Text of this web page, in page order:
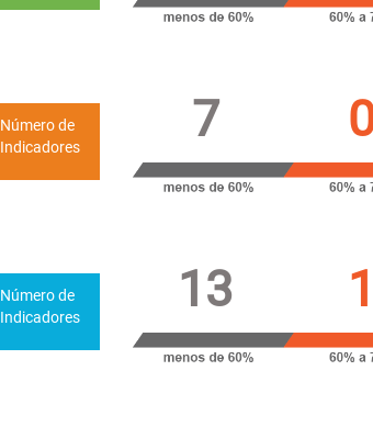
Número de
Indicadores
7
Número de
Indicadores
13 1